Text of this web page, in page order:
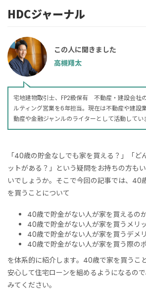
HDCジャーナル
この人に聞きました
高槻翔太
宅地建物取引士、FP2級保有 不動産・建設会社
ルティング営業を6年担当。現在は不動産や建設
動産や金融ジャンルのライターとして活動してい
「40歳の貯金なしでも家を買える？」「ど
ットがある？」という疑問をお持ちの方も
いでしょうか。そこで今回の記事では、40
を買うことについて
40歳で貯金がない人が家を買えるの
40歳で貯金がない人が家を買うメリ
40歳で貯金がない人が家を買うデメ
40歳で貯金がない人が家を買う際の
を体系的に紹介します。40歳で家を買うこ
安心して住宅ローンを組めるようになるの
みてください。